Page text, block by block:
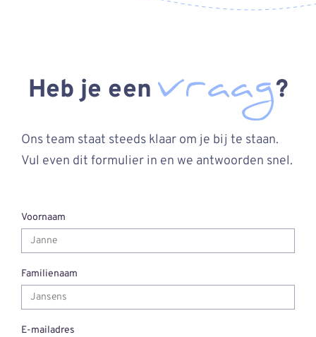
Heb je een vraag?
Ons team staat steeds klaar om je bij te staan.
Vul even dit formulier in en we antwoorden snel.
Voornaam
Familienaam
E-mailadres